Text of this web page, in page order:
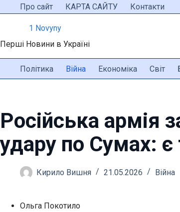
ПерейтиПро сайт КАРТА САЙТУ Контакти
1 Novyny
Перші Новини в Україні
Політика Війна Економіка Світ
Російська армія
удару по Сумах: є
Кирило Вишня 21.05.2026 Війна
Ольга Покотило